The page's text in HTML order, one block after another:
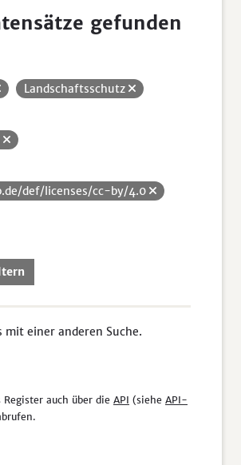
gefunden
Landschaftsschutz
def/licenses/cc-by/4.0
mit einer anderen Suche.
Register auch über die API (siehe API-